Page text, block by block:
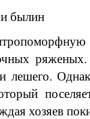
и былин
лешего.
хозяев